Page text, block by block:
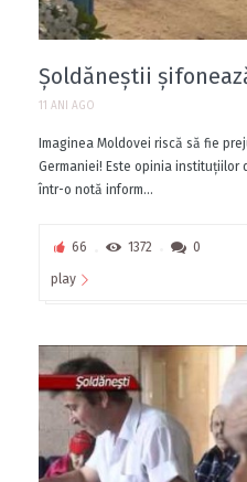
Șoldăneștii
11 ANI AGO
Imaginea Moldovei riscă să fie
Germaniei! Este opinia instituţiilor
într-o notă inform...
66 1372 0
play